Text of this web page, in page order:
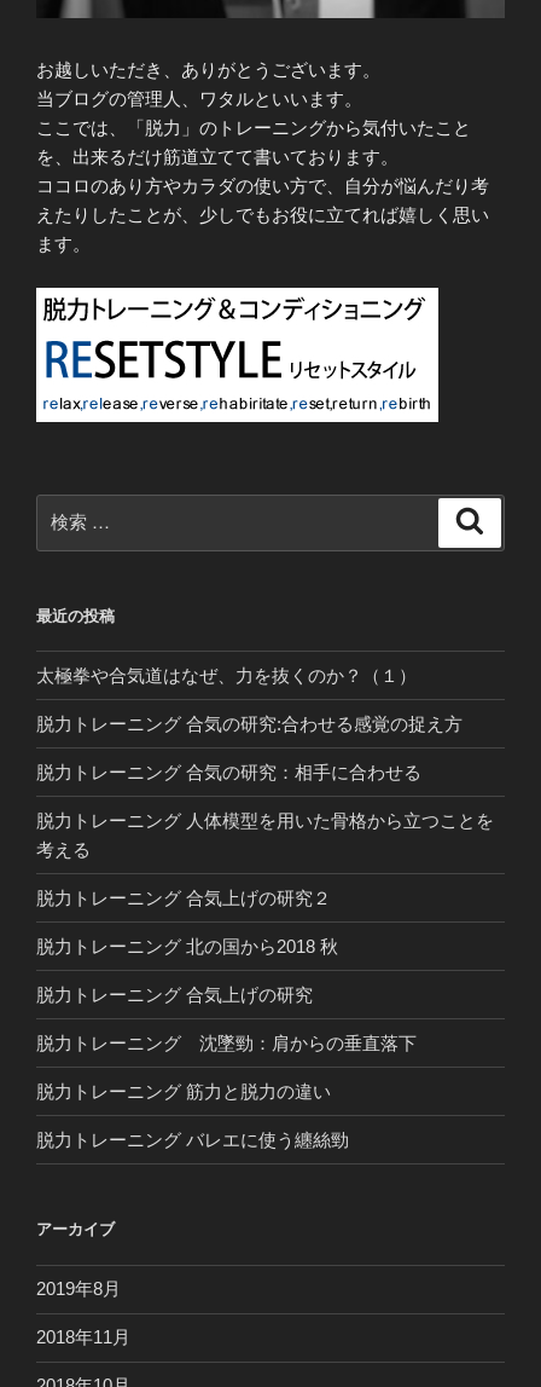
お越しいただき、ありがとうございます。
当ブログの管理人、ワタルといいます。
ここでは、「脱力」のトレーニングから気付いたこと
を、出来るだけ筋道立てて書いております。
ココロのあり方やカラダの使い方で、自分が悩んだり考
えたりしたことが、少しでもお役に立てれば嬉しく思い
ます。
索:
最近の投稿
太極拳や合気道はなぜ、力を抜くのか？（１）
脱力トレーニング 合気の研究:合わせる感覚の捉え方
脱力トレーニング 合気の研究：相手に合わせる
脱力トレーニング 人体模型を用いた骨格から立つことを
考える
脱力トレーニング 合気上げの研究２
脱力トレーニング 北の国から2018 秋
脱力トレーニング 合気上げの研究
脱力トレーニング 沈墜勁：肩からの垂直落下
脱力トレーニング 筋力と脱力の違い
脱力トレーニング バレエに使う纏絲勁
アーカイブ
2019年8月
2018年11月